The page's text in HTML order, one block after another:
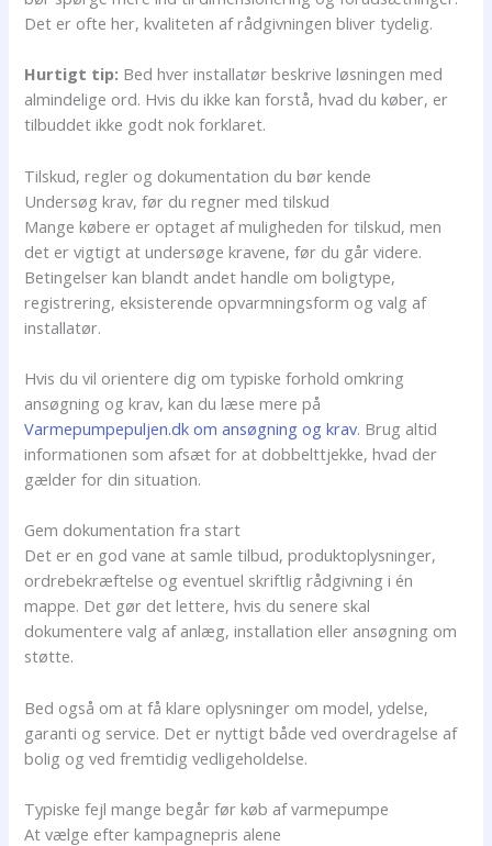
Det er ofte her, kvaliteten af rådgivningen bliver tydelig.
Hurtigt tip: Bed hver installatør beskrive løsningen med
almindelige ord. Hvis du ikke kan forstå, hvad du køber, er
tilbuddet ikke godt nok forklaret.
Tilskud, regler og dokumentation du bør kende
Undersøg krav, før du regner med tilskud
Mange købere er optaget af muligheden for tilskud, men
det er vigtigt at undersøge kravene, før du går videre.
Betingelser kan blandt andet handle om boligtype,
registrering, eksisterende opvarmningsform og valg af
installatør.
Hvis du vil orientere dig om typiske forhold omkring
ansøgning og krav, kan du læse mere på
Varmepumpepuljen.dk om ansøgning og krav. Brug altid
informationen som afsæt for at dobbelttjekke, hvad der
gælder for din situation.
Gem dokumentation fra start
Det er en god vane at samle tilbud, produktoplysninger,
ordrebekræftelse og eventuel skriftlig rådgivning i én
mappe. Det gør det lettere, hvis du senere skal
dokumentere valg af anlæg, installation eller ansøgning om
støtte.
Bed også om at få klare oplysninger om model, ydelse,
garanti og service. Det er nyttigt både ved overdragelse af
bolig og ved fremtidig vedligeholdelse.
Typiske fejl mange begår før køb af varmepumpe
At vælge efter kampagnepris alene